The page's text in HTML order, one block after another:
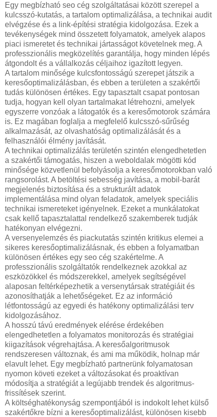
Egy megbízható seo cég szolgáltatásai között szerepel a
kulcsszó-kutatás, a tartalom optimalizálása, a technikai audit
elvégzése és a link-építési stratégia kidolgozása. Ezek a
tevékenységek mind összetett folyamatok, amelyek alapos
piaci ismeretet és technikai jártasságot követelnek meg. A
professzionális megközelítés garantálja, hogy minden lépés
átgondolt és a vállalkozás céljaihoz igazított legyen.
A tartalom minősége kulcsfontosságú szerepet játszik a
keresőoptimalizálásban, és ebben a területen a szakértői
tudás különösen értékes. Egy tapasztalt csapat pontosan
tudja, hogyan kell olyan tartalmakat létrehozni, amelyek
egyszerre vonzóak a látogatók és a keresőmotorok számára
is. Ez magában foglalja a megfelelő kulcsszó-sűrűség
alkalmazását, az olvashatóság optimalizálását és a
felhasználói élmény javítását.
A technikai optimalizálás területén szintén elengedhetetlen
a szakértői támogatás, hiszen a weboldalak mögötti kód
minősége közvetlenül befolyásolja a keresőmotorokban való
rangsorolást. A betöltési sebesség javítása, a mobil-barát
megjelenés biztosítása és a strukturált adatok
implementálása mind olyan feladatok, amelyek speciális
technikai ismereteket igényelnek. Ezeket a munkálatokat
csak kellő tapasztalattal rendelkező szakemberek tudják
hatékonyan elvégezni.
A versenyelemzés és piackutatás szintén kritikus elemei a
sikeres keresőoptimalizálásnak, és ebben a folyamatban
különösen értékes egy seo cég szakértelme. A
professzionális szolgáltatók rendelkeznek azokkal az
eszközökkel és módszerekkel, amelyek segítségével
alaposan feltérképezhetik a versenytársak stratégiáit és
azonosíthatják a lehetőségeket. Ez az információ
létfontosságú az egyedi és hatékony optimalizálási terv
kidolgozásához.
A hosszú távú eredmények elérése érdekében
elengedhetetlen a folyamatos monitorozás és stratégiai
kiigazítások végrehajtása. A keresőalgoritmusok
rendszeresen változnak, és ami ma működik, holnap már
elavult lehet. Egy megbízható partnerünk folyamatosan
nyomon követi ezeket a változásokat és proaktívan
módosítja a stratégiát a legújabb trendek és algoritmus-
frissítések szerint.
A költséghatékonyság szempontjából is indokolt lehet külső
szakértőkre bízni a keresőoptimalizálást, különösen kisebb